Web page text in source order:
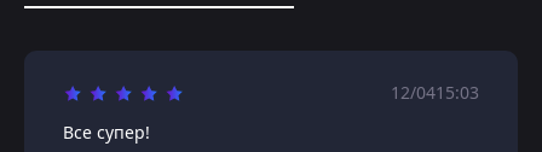
12/0415:03
Все супер!